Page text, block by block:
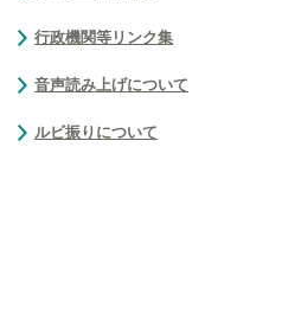
行政機関等リンク集
音声読み上げについて
ルビ振りについて